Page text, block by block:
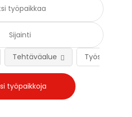
Työsuhteen
Tehtäväalue